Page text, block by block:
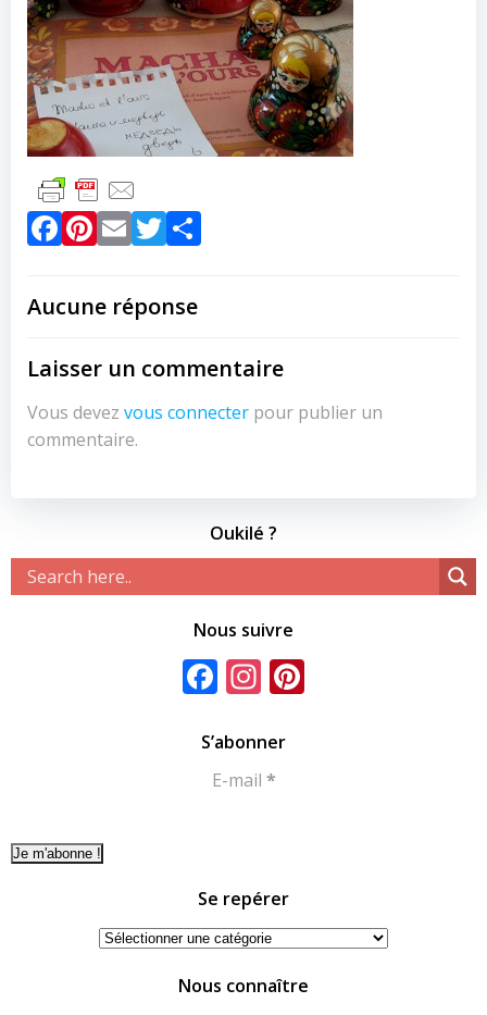
Facebook
Pinterest
EmailTwitter
Aucune réponse
Laisser un commentaire
Vous devez vous connecter pour publier un
commentaire.
Oukilé ?
Nous suivre
Facebook
Instagram
S’abonner
E-mail *
Se repérer
Se
Nous connaître